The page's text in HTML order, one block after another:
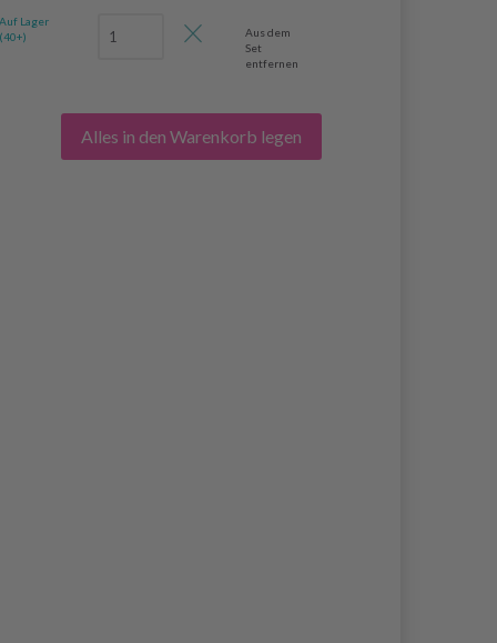
Auf Lager
(40+)
Aus dem
Set
entfernen
Alles in den Warenkorb legen